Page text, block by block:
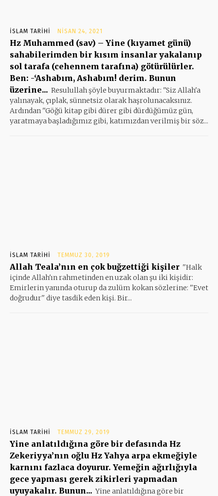
İSLAM TARIHI NISAN 24, 2021
Hz Muhammed (sav) – Yine (kıyamet günü)
sahabilerimden bir kısım insanlar yakalanıp
sol tarafa (cehennem tarafına) götürülürler.
Ben: -‘Ashabım, Ashabım! derim. Bunun
üzerine... Resulullah şöyle buyurmaktadır: ''Siz Allah'a
yalınayak, çıplak, sünnetsiz olarak haşrolunacaksınız.
Ardından ''Göğü kitap gibi dürer gibi dürdüğümüz gün,
yaratmaya başladığımız gibi, katımızdan verilmiş bir söz...
İSLAM TARIHI TEMMUZ 30, 2019
Allah Teala’nın en çok buğzettiği kişiler ''Halk
içinde Allah'ın rahmetinden en uzak olan şu iki kişidir:
Emirlerin yanında oturup da zulüm kokan sözlerine: ''Evet
doğrudur'' diye tasdik eden kişi. Bir...
İSLAM TARIHI TEMMUZ 29, 2019
Yine anlatıldığına göre bir defasında Hz
Zekeriyya’nın oğlu Hz Yahya arpa ekmeğiyle
karnını fazlaca doyurur. Yemeğin ağırlığıyla
gece yapması gerek zikirleri yapmadan
uyuyakalır. Bunun... Yine anlatıldığına göre bir